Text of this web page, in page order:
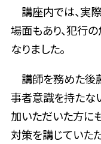
講座内では、実
場面もあり、犯行
なりました。
講師を務めた後
事者意識を持たな
加いただいた方に
対策を講じていた